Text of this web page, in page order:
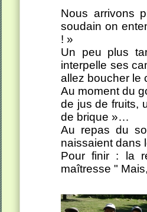
Nous arrivons
soudain on
! »
Un peu plus
interpelle ses
allez boucher le
Au moment du
de jus de fruits,
de brique »…
Au repas du
naissaient dans
Pour finir : la
maîtresse "